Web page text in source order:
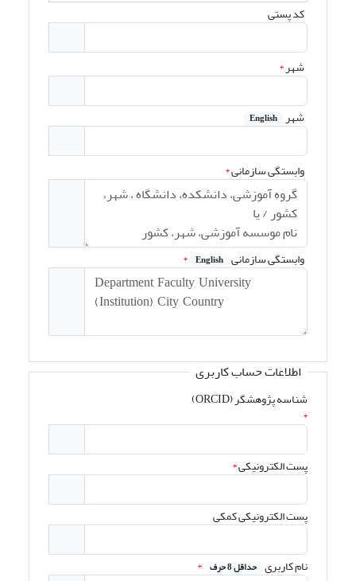
کد پستی
شهر*
شهر English
وابستگی سازمانی*
وابستگی سازمانی English
*
اطلاعات حساب کاربری
شناسه پژوهشگر (ORCID)
*
پست الکترونیکی*
پست الکترونیکی کمکی
نام کاربری حداقل 8 حرف *